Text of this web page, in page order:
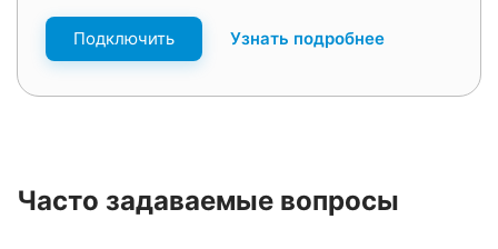
Подключить Узнать подробнее
Часто задаваемые вопросы